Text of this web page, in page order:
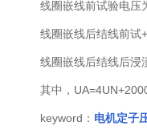
线圈嵌线前试验电压
线圈嵌线后结线前试
线圈嵌线后结线后浸
其中，
keyword： 电机定子